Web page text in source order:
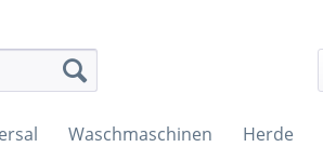
Waschmaschinen Herde